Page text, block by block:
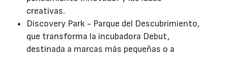
creativas.
Discovery Park - Parque del Descubrimiento,
que transforma la incubadora Debut,
destinada a marcas más pequeñas o a